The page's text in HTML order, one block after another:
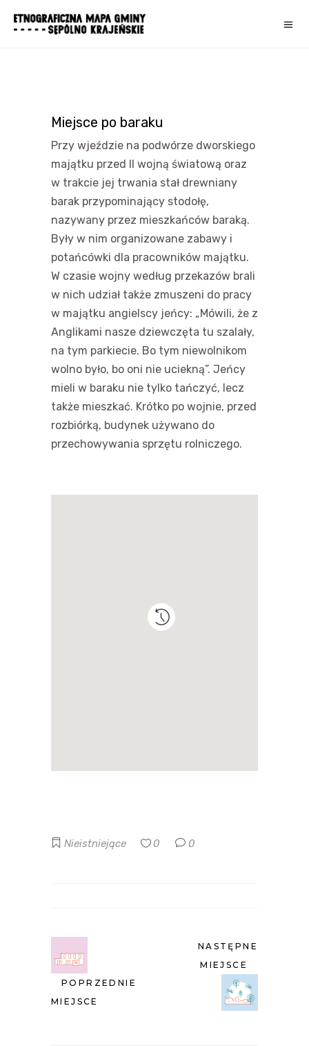
Miejsce po baraku
Przy wjeździe na podwórze dworskiego
majątku przed II wojną światową oraz
w trakcie jej trwania stał drewniany
barak przypominający stodołę,
nazywany przez mieszkańców baraką.
Były w nim organizowane zabawy i
potańcówki dla pracowników majątku.
W czasie wojny według przekazów brali
w nich udział także zmuszeni do pracy
w majątku angielscy jeńcy: „Mówili, że z
Anglikami nasze dziewczęta tu szalały,
na tym parkiecie. Bo tym niewolnikom
wolno było, bo oni nie uciekną”. Jeńcy
mieli w baraku nie tylko tańczyć, lecz
także mieszkać. Krótko po wojnie, przed
rozbiórką, budynek używano do
przechowywania sprzętu rolniczego.
Nieistniejące 0 0
POPRZEDNIE
MIEJSCE
NASTĘPNE
MIEJSCE